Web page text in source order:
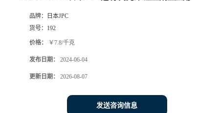
品牌：
日本JPC
货号： 192
价格： ￥7.8/千克
发布日期： 2024-06-04
更新日期： 2026-08-07
发送咨询信息